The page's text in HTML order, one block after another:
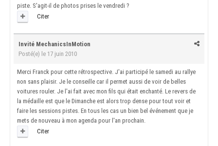
piste. S'agit-il de photos prises le vendredi ?
Citer
Invité MechanicsInMotion
Posté(e) le 17 juin 2010
Merci Franck pour cette rétrospective. J'ai participé le samedi au rallye
non sans plaisir. Je le conseille car il permet aussi de voir de belles
voitures rouler. Je l'ai fait avec mon fils qui était enchanté. Le revers de
la médaille est que le Dimanche est alors trop dense pour tout voir et
faire les sessions pistes. En tous les cas un bien bel événement que je
mets de nouveau à mon agenda pour l'an prochain.
Citer